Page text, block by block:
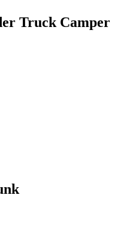
Truck Camper